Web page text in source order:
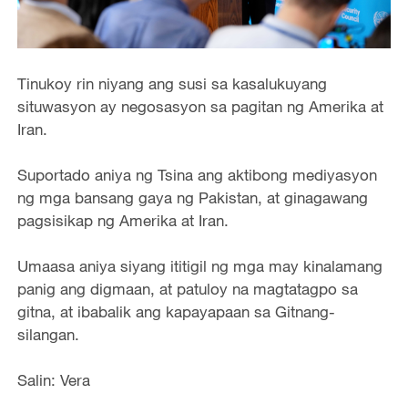
Tinukoy rin niyang ang susi sa kasalukuyang
situwasyon ay negosasyon sa pagitan ng Amerika at
Iran.
Suportado aniya ng Tsina ang aktibong mediyasyon
ng mga bansang gaya ng Pakistan, at ginagawang
pagsisikap ng Amerika at Iran.
Umaasa aniya siyang ititigil ng mga may kinalamang
panig ang digmaan, at patuloy na magtatagpo sa
gitna, at ibabalik ang kapayapaan sa Gitnang-
silangan.
Salin: Vera